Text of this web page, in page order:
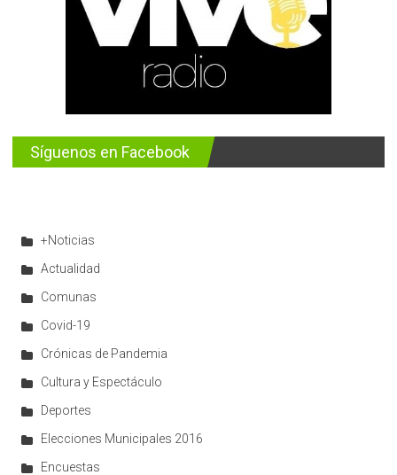
Síguenos en Facebook
+Noticias
Actualidad
Comunas
Covid-19
Crónicas de Pandemia
Cultura y Espectáculo
Deportes
Elecciones Municipales 2016
Encuestas